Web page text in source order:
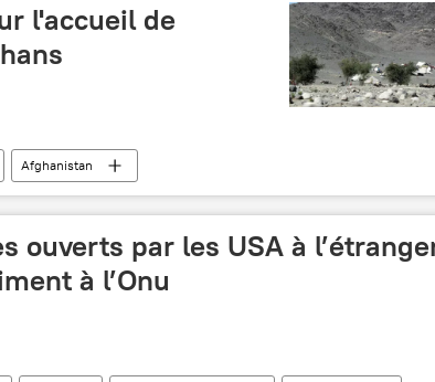
l'accueil de
Afghanistan
(HCR)
Europe
ouverts par les USA à
à l’Onu